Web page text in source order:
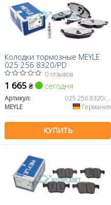
Колодки тормозные MEYLE
025 256 8320/PD
0 отзывов
1 665 ₴ сегодня
Артикул:
025 256 8320/PD
MEYLE
Германия
КУПИТЬ